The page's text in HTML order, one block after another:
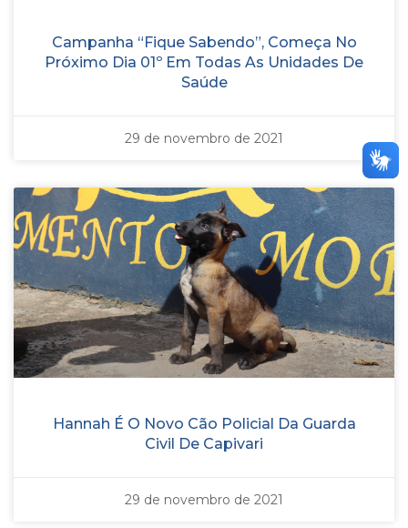
Campanha “Fique Sabendo”, Começa No
Próximo Dia 01º Em Todas As Unidades De
Saúde
29 de novembro de 2021
Hannah É O Novo Cão Policial Da Guarda
Civil De Capivari
29 de novembro de 2021